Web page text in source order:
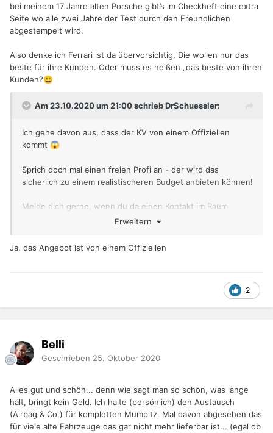
bei meinem 17 Jahre alten Porsche gibt’s im Checkheft eine extra
Seite wo alle zwei Jahre der Test durch den Freundlichen
abgestempelt wird.
Also denke ich Ferrari ist da übervorsichtig. Die wollen nur das
beste für ihre Kunden. Oder muss es heißen „das beste von ihren
Kunden?😀
Am 23.10.2020 um 21:00 schrieb DrSchuessler:
Ich gehe davon aus, dass der KV von einem Offiziellen
kommt 😱
Sprich doch mal einen freien Profi an - der wird das
sicherlich zu einem realistischeren Budget anbieten können!
Melde dich gerne, wenn du da einen Kontakt im Raum
Erweitern
Ja, das Angebot ist von einem Offiziellen
2
Belli
Geschrieben 25. Oktober 2020
Alles gut und schön... denn wie sagt man so schön, was lange
hält, bringt kein Geld. Ich halte (persönlich) den Austausch
(Airbag & Co.) für kompletten Mumpitz. Mal davon abgesehen das
für viele alte Fahrzeuge das gar nicht mehr lieferbar ist... (egal ob